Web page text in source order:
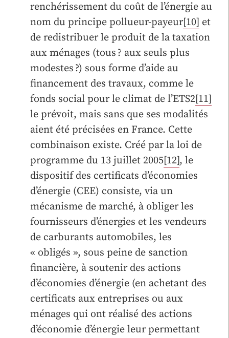
renchérissement du coût de l’énergie au
nom du principe pollueur-payeur[10] et
de redistribuer le produit de la taxation
aux ménages (tous ? aux seuls plus
modestes ?) sous forme d’aide au
financement des travaux, comme le
fonds social pour le climat de l’ETS2[11]
le prévoit, mais sans que ses modalités
aient été précisées en France. Cette
combinaison existe. Créé par la loi de
programme du 13 juillet 2005[12], le
dispositif des certificats d’économies
d’énergie (CEE) consiste, via un
mécanisme de marché, à obliger les
fournisseurs d’énergies et les vendeurs
de carburants automobiles, les
« obligés », sous peine de sanction
financière, à soutenir des actions
d’économies d’énergie (en achetant des
certificats aux entreprises ou aux
ménages qui ont réalisé des actions
d’économie d’énergie leur permettant